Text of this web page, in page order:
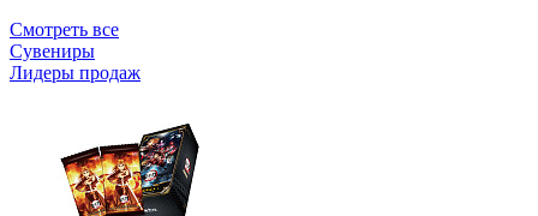
Смотреть все
Сувениры
Лидеры продаж